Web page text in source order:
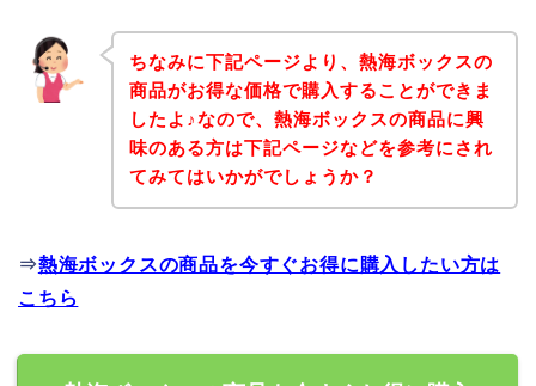
ちなみに下記ページより、熱海ボックスの
商品がお得な価格で購入することができま
したよ♪なので、熱海ボックスの商品に興
味のある方は下記ページなどを参考にされ
てみてはいかがでしょうか？
⇒熱海ボックスの商品を今すぐお得に購入したい方は
こちら